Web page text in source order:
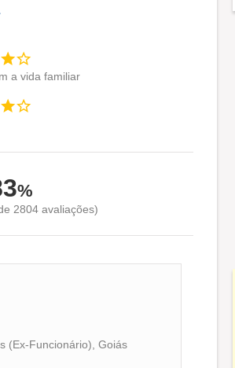
crescendo e
rentáveis do segmento.
pro nosso time imbatível!
uma preocupação, mas sim
a vida familiar
%
2804 avaliações)
(Ex-Funcionário), Goiás